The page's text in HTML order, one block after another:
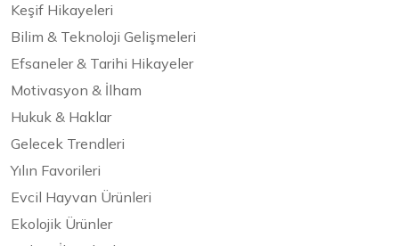
Keşif Hikayeleri
Bilim & Teknoloji Gelişmeleri
Efsaneler & Tarihi Hikayeler
Motivasyon & İlham
Hukuk & Haklar
Gelecek Trendleri
Yılın Favorileri
Evcil Hayvan Ürünleri
Ekolojik Ürünler